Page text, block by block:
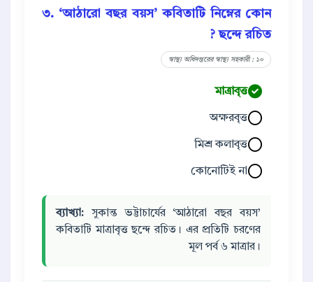
৩. ‘আঠারো বছর বয়স’ কবিতাটি নিম্নের কোন
ছন্দে রচিত ?
স্বাস্থ্য অধিদপ্তরের স্বাস্থ্য সহকারী : ১০
মাত্রাবৃত্ত
অক্ষরবৃত্ত
মিশ্র কলাবৃত্ত
কোনোটিই না
ব্যাখ্যা: সুকান্ত ভট্টাচার্যের ‘আঠারো বছর বয়স’
কবিতাটি মাত্রাবৃত্ত ছন্দে রচিত। এর প্রতিটি চরণের
মূল পর্ব ৬ মাত্রার।